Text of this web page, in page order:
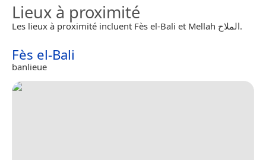
Lieux à proximité
Les lieux à proximité incluent Fès el-Bali et Mellah الملاح.
Fès el-Bali
banlieue